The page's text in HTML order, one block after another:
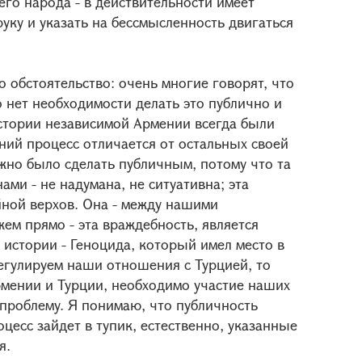
и указать на бессмысленность двигаться
очень многие говорят, что
необходимости делать это публично и
независимой Армении всегда были
процесс отличается от остальных своей
было сделать публичным, потому что та
- не надумана, не ситуативна; эта
верхов. Она - между нашими
прямо - эта враждебность, является
- Геноцида, который имел место в
наши отношения с Турцией, то
и Турции, необходимо участие наших
Я понимаю, что публичность
зайдет в тупик, естественно, указанные